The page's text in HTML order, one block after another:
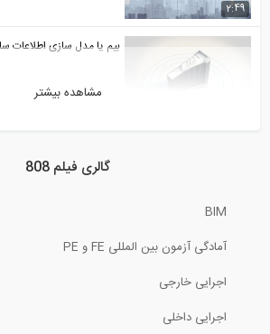
2:49
بیم یا مدل سازی اطلاعات
مشاهده بیشتر
گالری فیلم 808
BIM
آمادگی آزمون بین المللی FE و PE
اجرایی خارجی
اجرایی داخلی